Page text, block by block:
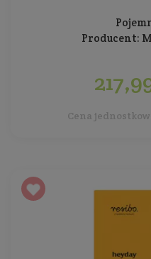
Producent:
Cena